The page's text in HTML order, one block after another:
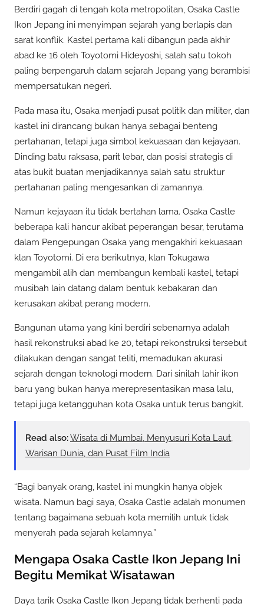
Berdiri gagah di tengah kota metropolitan, Osaka Castle
Ikon Jepang ini menyimpan sejarah yang berlapis dan
sarat konflik. Kastel pertama kali dibangun pada akhir
abad ke 16 oleh Toyotomi Hideyoshi, salah satu tokoh
paling berpengaruh dalam sejarah Jepang yang berambisi
mempersatukan negeri.
Pada masa itu, Osaka menjadi pusat politik dan militer, dan
kastel ini dirancang bukan hanya sebagai benteng
pertahanan, tetapi juga simbol kekuasaan dan kejayaan.
Dinding batu raksasa, parit lebar, dan posisi strategis di
atas bukit buatan menjadikannya salah satu struktur
pertahanan paling mengesankan di zamannya.
Namun kejayaan itu tidak bertahan lama. Osaka Castle
beberapa kali hancur akibat peperangan besar, terutama
dalam Pengepungan Osaka yang mengakhiri kekuasaan
klan Toyotomi. Di era berikutnya, klan Tokugawa
mengambil alih dan membangun kembali kastel, tetapi
musibah lain datang dalam bentuk kebakaran dan
kerusakan akibat perang modern.
Bangunan utama yang kini berdiri sebenarnya adalah
hasil rekonstruksi abad ke 20, tetapi rekonstruksi tersebut
dilakukan dengan sangat teliti, memadukan akurasi
sejarah dengan teknologi modern. Dari sinilah lahir ikon
baru yang bukan hanya merepresentasikan masa lalu,
tetapi juga ketangguhan kota Osaka untuk terus bangkit.
Read also:Wisata di Mumbai, Menyusuri Kota Laut,
Warisan Dunia, dan Pusat Film India
“Bagi banyak orang, kastel ini mungkin hanya objek
wisata. Namun bagi saya, Osaka Castle adalah monumen
tentang bagaimana sebuah kota memilih untuk tidak
menyerah pada sejarah kelamnya.”
Mengapa Osaka Castle Ikon Jepang Ini
Begitu Memikat Wisatawan
Daya tarik Osaka Castle Ikon Jepang tidak berhenti pada